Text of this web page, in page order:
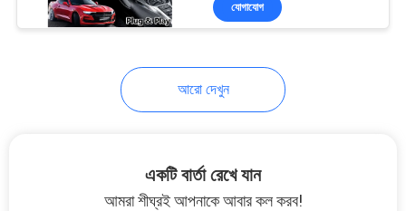
অ্যান্ড্রয়েড কার ইন্টারফেস
যোগাযোগ
আরো দেখুন
একটি বার্তা রেখে যান
আমরা শীঘ্রই আপনাকে আবার কল করব!